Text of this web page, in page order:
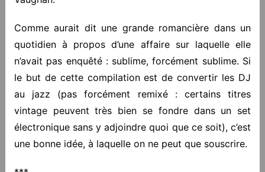
Comme aurait dit une grande romancière dans un
quotidien à propos d’une affaire sur laquelle elle
n’avait pas enquêté : sublime, forcément sublime. Si
le but de cette compilation est de convertir les DJ
au jazz (pas forcément remixé : certains titres
vintage peuvent très bien se fondre dans un set
électronique sans y adjoindre quoi que ce soit), c’est
une bonne idée, à laquelle on ne peut que souscrire.